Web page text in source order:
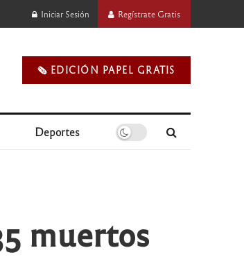
Iniciar Sesión Regístrate Gratis
🗞️ EDICIÓN PAPEL GRATIS
Deportes
muertos